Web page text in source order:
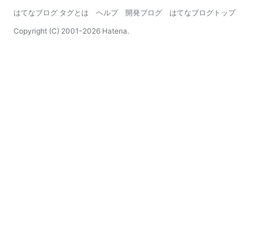
はてなブログ タグとは
ヘルプ 開発ブログ
はてなブログトップ
Copyright (C) 2001-2026 Hatena.